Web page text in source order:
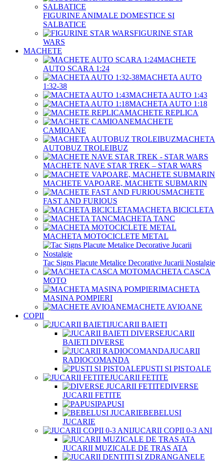
FIGURINE ANIMALE DOMESTICE SI
SALBATICE
FIGURINE STAR
WARS
MACHETE
MACHETE
AUTO SCARA 1:24
MACHETA AUTO
1:32-38
MACHETA AUTO 1:43
MACHETA AUTO 1:18
MACHETE REPLICA
MACHETE
CAMIOANE
MACHETA
AUTOBUZ TROLEIBUZ
MACHETE NAVE STAR TREK – STAR WARS
MACHETE VAPOARE, MACHETE SUBMARIN
MACHETE
FAST AND FURIOUS
MACHETA BICICLETA
MACHETA TANC
MACHETA MOTOCICLETE METAL
Tac Signs Placute Metalice Decorative Jucarii Nostalgie
MACHETA CASCA
MOTO
MACHETA
MASINA POMPIERI
MACHETE AVIOANE
COPII
JUCARII BAIETI
JUCARII
BAIETI DIVERSE
JUCARII
RADIOCOMANDA
PUSTI SI PISTOALE
JUCARII FETITE
DIVERSE
JUCARII FETITE
PAPUSI
BEBELUSI
JUCARIE
JUCARII COPII 0-3 ANI
JUCARII MUZICALE DE TRAS ATA